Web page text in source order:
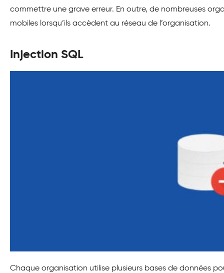
commettre une grave erreur. En outre, de nombreuses
mobiles lorsqu’ils accèdent au réseau de l’organisation.
Injection SQL
Chaque organisation utilise plusieurs bases de données